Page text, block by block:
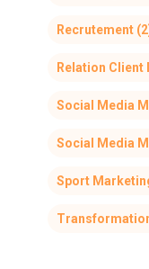
Recrutement
Relation Client
Social Media
Social Media
Sport